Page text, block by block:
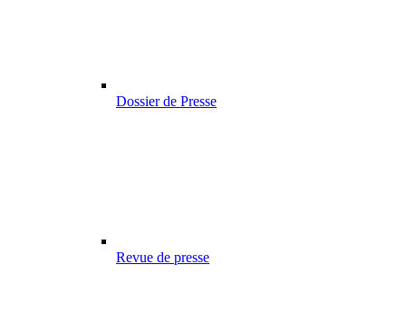
Dossier de Presse
Revue de presse